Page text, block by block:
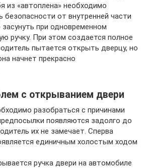
из «автоплена» необходимо
безопасности от внутренней части
при одновременном
ручку. При этом создается полное
пытается открыть дверцу, но
начнет прекрасно
с открыванием двери
разобраться с причинами
появляются задолго до
их не замечает. Сперва
единичным холостым ходом
ручка двери на автомобиле